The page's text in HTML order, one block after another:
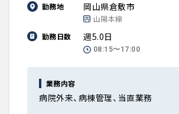
勤務地 岡山県倉敷市
山陽本線
勤務日数
週5.0日
08:15〜17:00
業務内容
病院外来、病棟管理、当直業務